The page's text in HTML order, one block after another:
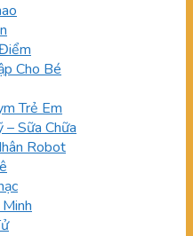
Cho Bé
Trẻ Em
Sữa Chữa
Robot